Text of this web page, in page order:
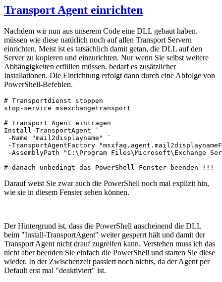
Transport Agent einrichten
Nachdem wir nun aus unserem Code eine DLL gebaut haben.
müssen wie diese natürlich noch auf allen Transport Servern
einrichten. Meist ist es tatsächlich damit getan, die DLL auf den
Server zu kopieren und einzurichten. Nur wenn Sie selbst weitere
Abhängigkeiten erfüllen müssen. bedarf es zusätzlicher
Installationen. Die Einrichtung erfolgt dann durch eine Abfolge von
PowerShell-Befehlen.
# Transportdienst stoppen
stop-service msexchangetransport
# Transport Agent eintragen
Install-TransportAgent `
-Name "mail2displayname" `
-TransportAgentFactory
-AssemblyPath "C:\Program Files\Microsoft\Exchange
Darauf weist Sie zwar auch die PowerShell noch mal explizit hin,
wie sie in diesem Fenster sehen können.
Der Hintergrund ist, dass die PowerShell anscheinend die DLL
beim "Install-TransportAgent" weiter gesperrt hält und damit der
Transport Agent nicht drauf zugreifen kann. Verstehen muss ich das
nicht aber beenden Sie einfach die PowerShell und starten Sie diese
wieder. In der Zwischenzeit passiert noch nichts, da der Agent per
Default erst mal "deaktiviert" ist.